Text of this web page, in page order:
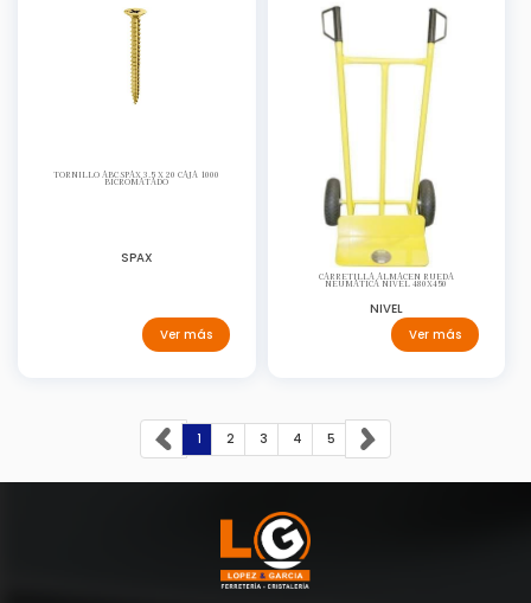
TORNILLO ABC SPAX 3.5 X 20 CAJA 1000
BICROMATADO
SPAX
Ver más
CARRETILLA ALMACEN RUEDA
NEUMATICA NIVEL 480X450
NIVEL
Ver más
1 2 3 4 5